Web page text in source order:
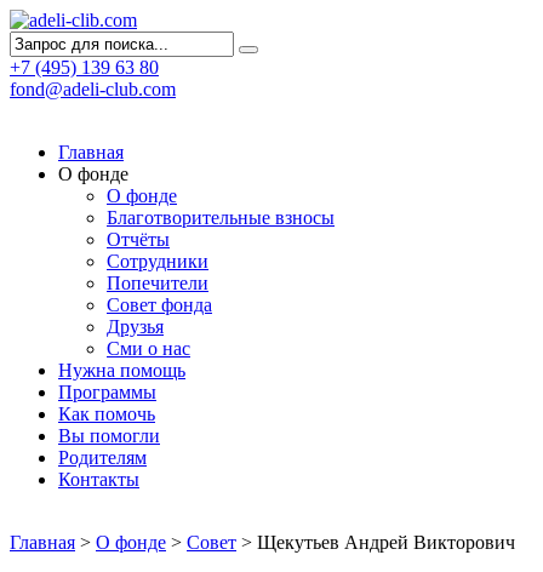
+7 (495) 139 63 80
fond@adeli-club.com
Главная
О фонде
О фонде
Благотворительные взносы
Отчёты
Сотрудники
Попечители
Совет фонда
Друзья
Сми о нас
Нужна помощь
Программы
Как помочь
Вы помогли
Родителям
Контакты
Главная > О фонде > Совет > Щекутьев Андрей Викторович